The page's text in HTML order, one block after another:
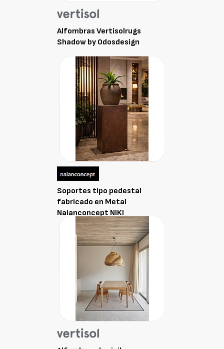
Alfombras Vertisolrugs
Shadow by Odosdesign
Soportes tipo pedestal
fabricado en Metal
Naianconcept NIKI